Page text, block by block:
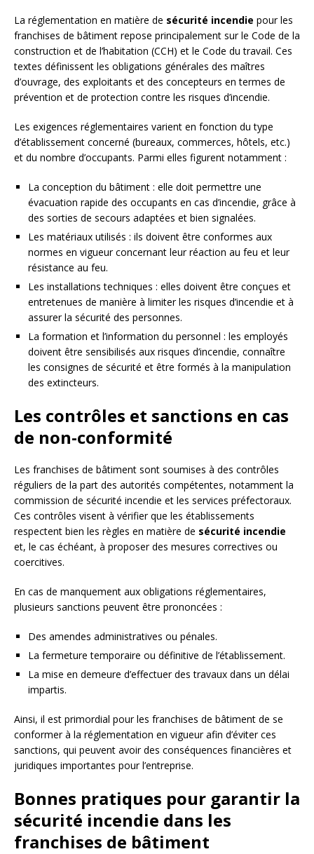
La réglementation en matière de sécurité incendie pour les
franchises de bâtiment repose principalement sur le Code de la
construction et de l’habitation (CCH) et le Code du travail. Ces
textes définissent les obligations générales des maîtres
d’ouvrage, des exploitants et des concepteurs en termes de
prévention et de protection contre les risques d’incendie.
Les exigences réglementaires varient en fonction du type
d’établissement concerné (bureaux, commerces, hôtels, etc.)
et du nombre d’occupants. Parmi elles figurent notamment :
La conception du bâtiment : elle doit permettre une
évacuation rapide des occupants en cas d’incendie, grâce à
des sorties de secours adaptées et bien signalées.
Les matériaux utilisés : ils doivent être conformes aux
normes en vigueur concernant leur réaction au feu et leur
résistance au feu.
Les installations techniques : elles doivent être conçues et
entretenues de manière à limiter les risques d’incendie et à
assurer la sécurité des personnes.
La formation et l’information du personnel : les employés
doivent être sensibilisés aux risques d’incendie, connaître
les consignes de sécurité et être formés à la manipulation
des extincteurs.
Les contrôles et sanctions en cas
de non-conformité
Les franchises de bâtiment sont soumises à des contrôles
réguliers de la part des autorités compétentes, notamment la
commission de sécurité incendie et les services préfectoraux.
Ces contrôles visent à vérifier que les établissements
respectent bien les règles en matière de sécurité incendie
et, le cas échéant, à proposer des mesures correctives ou
coercitives.
En cas de manquement aux obligations réglementaires,
plusieurs sanctions peuvent être prononcées :
Des amendes administratives ou pénales.
La fermeture temporaire ou définitive de l’établissement.
La mise en demeure d’effectuer des travaux dans un délai
impartis.
Ainsi, il est primordial pour les franchises de bâtiment de se
conformer à la réglementation en vigueur afin d’éviter ces
sanctions, qui peuvent avoir des conséquences financières et
juridiques importantes pour l’entreprise.
Bonnes pratiques pour garantir la
sécurité incendie dans les
franchises de bâtiment